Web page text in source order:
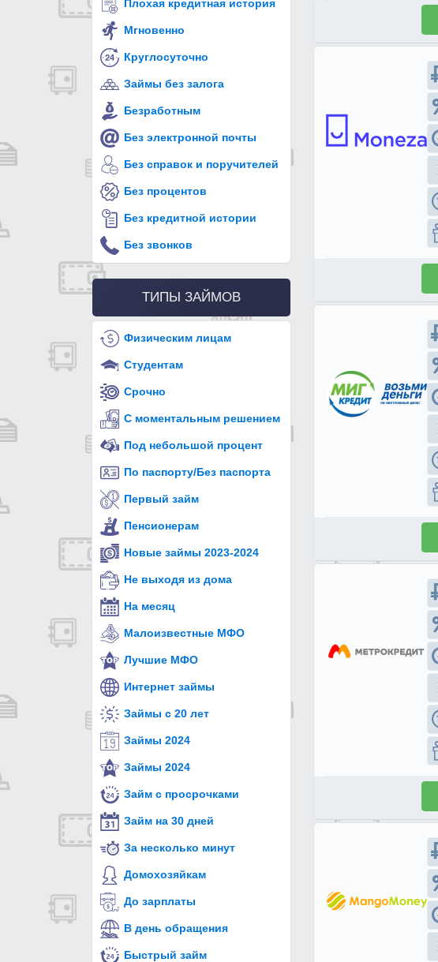
Плохая кредитная история
Мгновенно
Круглосуточно
Займы без залога
Безработным
Без электронной почты
Без справок и поручителей
Без процентов
Без кредитной истории
Без звонков
ТИПЫ ЗАЙМОВ
Физическим лицам
Студентам
Срочно
С моментальным решением
Под небольшой процент
По паспорту/Без паспорта
Первый займ
Пенсионерам
Новые займы 2023-2024
Не выходя из дома
На месяц
Малоизвестные МФО
Лучшие МФО
Интернет займы
Займы с 20 лет
Займы 2024
Займы 2024
Займ с просрочками
Займ на 30 дней
За несколько минут
Домохозяйкам
До зарплаты
В день обращения
Быстрый займ